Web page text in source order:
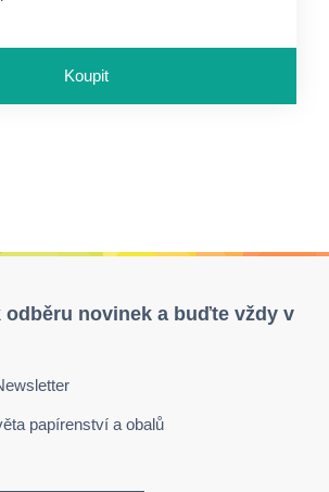
Koupit
odběru novinek a buďte vždy v
papírenství a obalů